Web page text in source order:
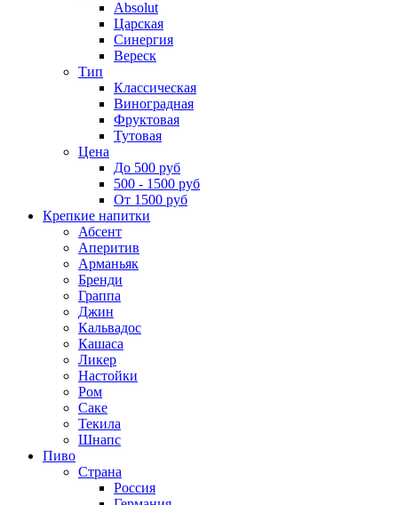
Absolut
Царская
Синергия
Вереск
Тип
Классическая
Виноградная
Фруктовая
Тутовая
Цена
До 500 руб
500 - 1500 руб
От 1500 руб
Крепкие напитки
Абсент
Аперитив
Арманьяк
Бренди
Граппа
Джин
Кальвадос
Кашаса
Ликер
Настойки
Ром
Саке
Текила
Шнапс
Пиво
Страна
Россия